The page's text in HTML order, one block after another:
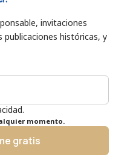
invitaciones
publicaciones históricas, y
momento.
gratis